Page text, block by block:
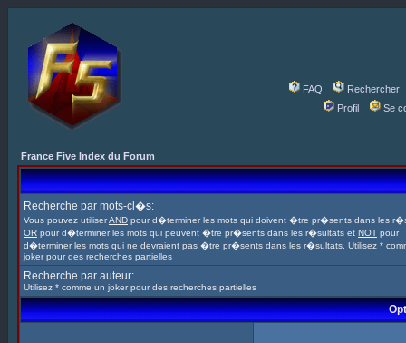
FAQ
Rechercher
Profil
Se
France Five Index du Forum
Recherche par mots-cl�s:
Vous pouvez utiliserAND pour d�terminer les mots qui doivent �tre pr�sents dans les
OR pour d�terminer les mots qui peuvent �tre pr�sents dans les r�sultats et NOT pour
d�terminer les mots qui ne devraient pas �tre pr�sents dans les r�sultats. Utilisez *
joker pour des recherches partielles
Recherche par auteur:
Utilisez * comme un joker pour des recherches partielles